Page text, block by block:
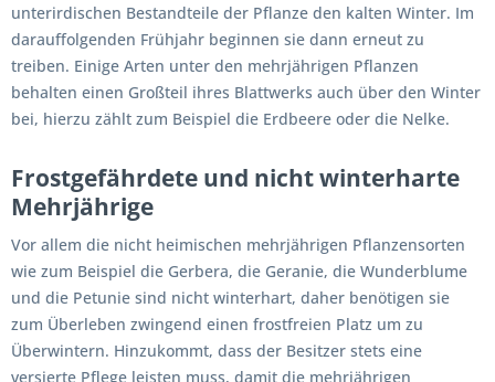
unterirdischen Bestandteile der Pflanze den kalten Winter. Im
darauffolgenden Frühjahr beginnen sie dann erneut zu
treiben. Einige Arten unter den mehrjährigen Pflanzen
behalten einen Großteil ihres Blattwerks auch über den Winter
bei, hierzu zählt zum Beispiel die Erdbeere oder die Nelke.
Frostgefährdete und nicht winterharte
Mehrjährige
Vor allem die nicht heimischen mehrjährigen Pflanzensorten
wie zum Beispiel die Gerbera, die Geranie, die Wunderblume
und die Petunie sind nicht winterhart, daher benötigen sie
zum Überleben zwingend einen frostfreien Platz um zu
Überwintern. Hinzukommt, dass der Besitzer stets eine
versierte Pflege leisten muss, damit die mehrjährigen